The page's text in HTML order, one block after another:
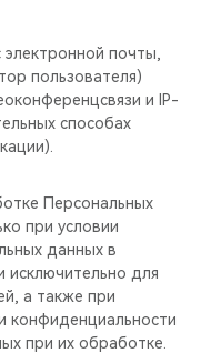
почты,
пользователя)
и IP-
способах
Персональных
при условии
данных в
исключительно для
а также при
конфиденциальности
при их обработке.